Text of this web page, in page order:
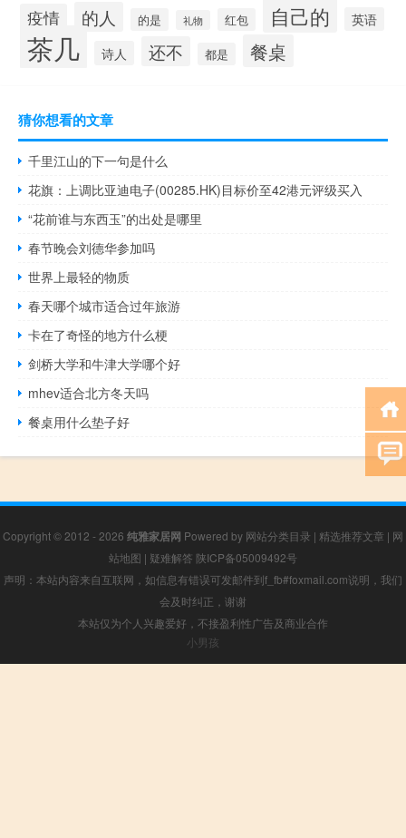
疫情 的人 的是 礼物 红包 自己的 英语
茶几 诗人 还不 都是 餐桌
猜你想看的文章
千里江山的下一句是什么
花旗：上调比亚迪电子(00285.HK)目标价至42港元评级买入
“花前谁与东西玉”的出处是哪里
春节晚会刘德华参加吗
世界上最轻的物质
春天哪个城市适合过年旅游
卡在了奇怪的地方什么梗
剑桥大学和牛津大学哪个好
mhev适合北方冬天吗
餐桌用什么垫子好
Copyright © 2012 - 2026 纯雅家居网 Powered by 网站分类目录 | 精选推荐文章 | 网
站地图 | 疑难解答 陕ICP备05009492号
声明：本站内容来自互联网，如信息有错误可发邮件到f_fb#foxmail.com说明，我们
会及时纠正，谢谢
本站仅为个人兴趣爱好，不接盈利性广告及商业合作
小男孩